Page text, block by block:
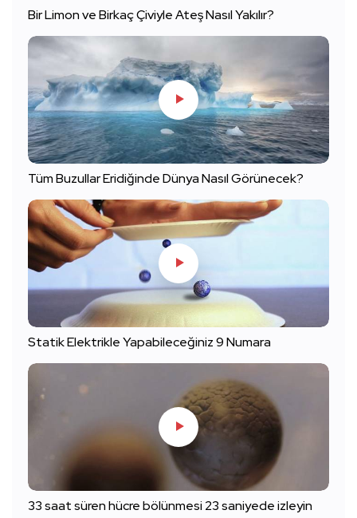
Bir Limon ve Birkaç Çiviyle Ateş Nasıl Yakılır?
Tüm Buzullar Eridiğinde Dünya Nasıl Görünecek?
Statik Elektrikle Yapabileceğiniz 9 Numara
33 saat süren hücre bölünmesi 23 saniyede izleyin